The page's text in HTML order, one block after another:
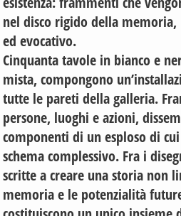
nel disco rigido della memoria,
ed evocativo.
Cinquanta tavole in bianco e
mista, compongono
tutte le pareti della galleria.
persone, luoghi e azioni,
componenti di un esploso di
schema complessivo. Fra i
scritte a creare una storia non
memoria e le potenzialità